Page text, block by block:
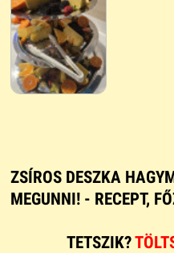
ZSÍROS DESZKA
MEGUNNI! - RECEPT,
TETSZIK?